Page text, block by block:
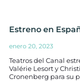
Estreno en
enero 20, 2023
Teatros del Canal
Valérie Lesort y
Cronenberg para su